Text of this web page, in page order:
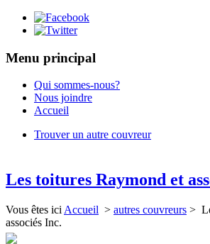
Menu principal
Qui sommes-nous?
Nous joindre
Accueil
Trouver un autre couvreur
Les toitures Raymond et
Vous êtes ici Accueil > autres couvreurs >
associés Inc.